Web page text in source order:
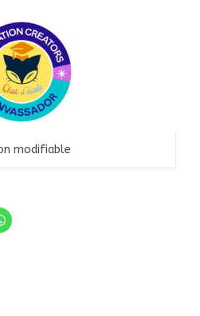
modifiable